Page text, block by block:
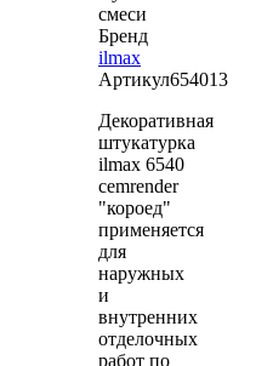
смеси
Бренд
ilmax
Артикул654013
Декоративная
штукатурка
ilmax 6540
cemrender
"короед"
применяется
для
наружных
и
внутренних
отделочных
работ по